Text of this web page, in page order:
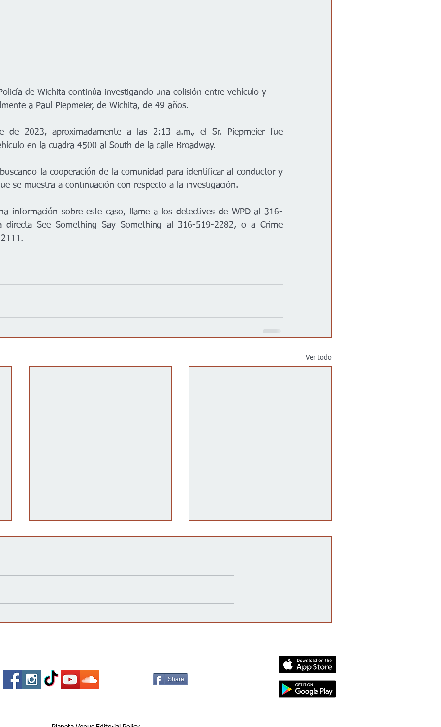
de Wichita continúa investigando una colisión entre vehículo y
a Paul Piepmeier, de Wichita, de 49 años.
de 2023, aproximadamente a las 2:13 a.m., el Sr. Piepmeier fue
en la cuadra 4500 al South de la calle Broadway.
la cooperación de la comunidad para identificar al conductor y
se muestra a continuación con respecto a la investigación.
información sobre este caso, llame a los detectives de WPD al 316-
directa See Something Say Something al 316-519-2282, o a Crime
Ver todo
Share